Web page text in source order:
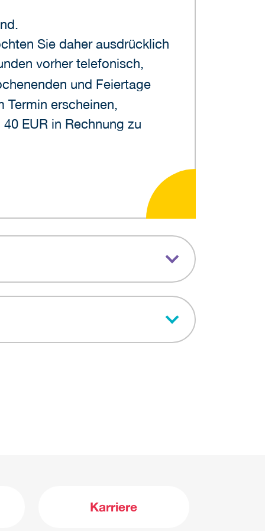
Sie daher ausdrücklich
vorher telefonisch,
und Feiertage
Termin erscheinen,
EUR in Rechnung zu
Karriere